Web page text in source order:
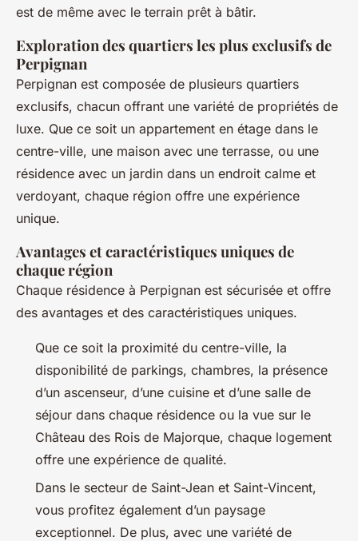
est de même avec le terrain prêt à bâtir.
Exploration des quartiers les plus exclusifs de
Perpignan
Perpignan est composée de plusieurs quartiers
exclusifs, chacun offrant une variété de propriétés de
luxe. Que ce soit un appartement en étage dans le
centre-ville, une maison avec une terrasse, ou une
résidence avec un jardin dans un endroit calme et
verdoyant, chaque région offre une expérience
unique.
Avantages et caractéristiques uniques de
chaque région
Chaque résidence à Perpignan est sécurisée et offre
des avantages et des caractéristiques uniques.
Que ce soit la proximité du centre-ville, la
disponibilité de parkings, chambres, la présence
d’un ascenseur, d’une cuisine et d’une salle de
séjour dans chaque résidence ou la vue sur le
Château des Rois de Majorque, chaque logement
offre une expérience de qualité.
Dans le secteur de Saint-Jean et Saint-Vincent,
vous profitez également d’un paysage
exceptionnel. De plus, avec une variété de